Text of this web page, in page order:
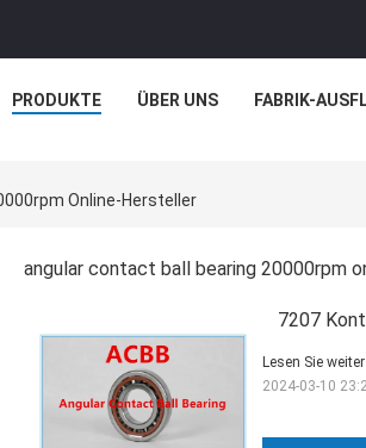
PRODUKTE ÜBER UNS FABRIK-
Online-Hersteller
angular contact ball bearing 20000rpm
7207
Lesen Sie weiter
2024-03-10